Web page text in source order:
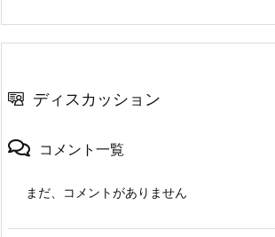
ディスカッション
コメント一覧
まだ、コメントがありません